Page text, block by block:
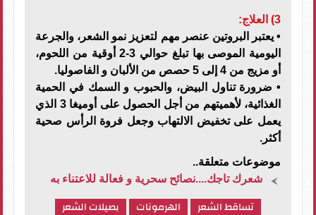
3) العلاج:
• يعتبر البروتين عنصر مهم لتعزيز نمو الشعر، والجرعة
اليومية الموصى بها تبلغ حوالي 3-2 أوقية من اللحوم،
أو مزيج من 4 إلى 5 حصص من الألبان و الفاصوليا.
• ضرورة تناول البيض، والحبوب و السمك في الحمية
الغذائية، لأهميتهم من أجل الحصول على أوميغا 3 الذي
يعمل على تخفيض الالتهاب وجعل فروة الرأس صحية
أكثر.
موضوعات متعلقة..
شعرك تاجك....نصائح سحرية و فعالة للاعتناء به
تساقط الشعر الهرمونات
بصيلات الشعر